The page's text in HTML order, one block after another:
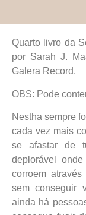
Quarto livro da
por Sarah J.
Galera Record.
OBS: Pode
Nestha sempre
cada vez mais
se afastar de
deplorável
corroem
sem conseguir
ainda há